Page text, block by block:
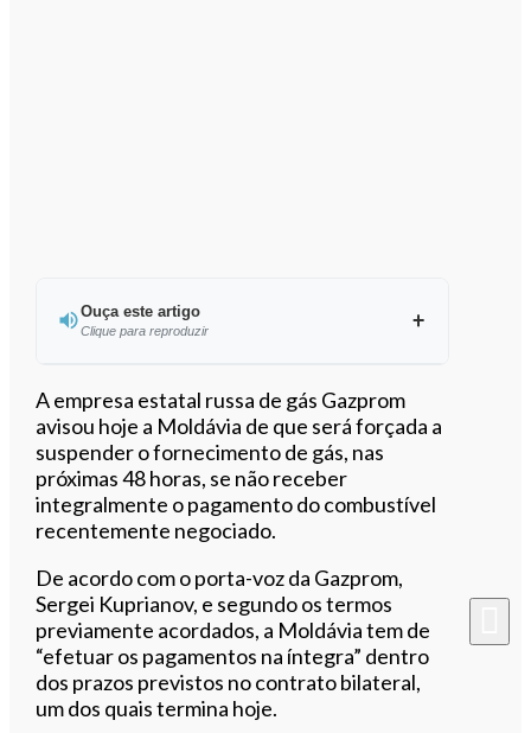
Ouça este artigo
Clique para reproduzir
Ouvir este artigo
A empresa estatal russa de gás Gazprom
avisou hoje a Moldávia de que será forçada a
suspender o fornecimento de gás, nas
próximas 48 horas, se não receber
integralmente o pagamento do combustível
recentemente negociado.
De acordo com o porta-voz da Gazprom,
Sergei Kuprianov, e segundo os termos
previamente acordados, a Moldávia tem de
“efetuar os pagamentos na íntegra” dentro
dos prazos previstos no contrato bilateral,
um dos quais termina hoje.